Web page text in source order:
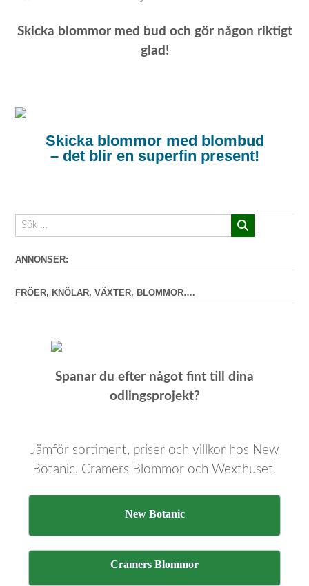
Skicka blommor med bud och gör någon riktigt
glad!
Skicka blommor med blombud
– det blir en superfin present!
ANNONSER:
FRÖER, KNÖLAR, VÄXTER, BLOMMOR….
Spanar du efter något fint till dina
odlingsprojekt?
Jämför sortiment, priser och villkor hos New
Botanic, Cramers Blommor och Wexthuset!
New Botanic
Cramers Blommor